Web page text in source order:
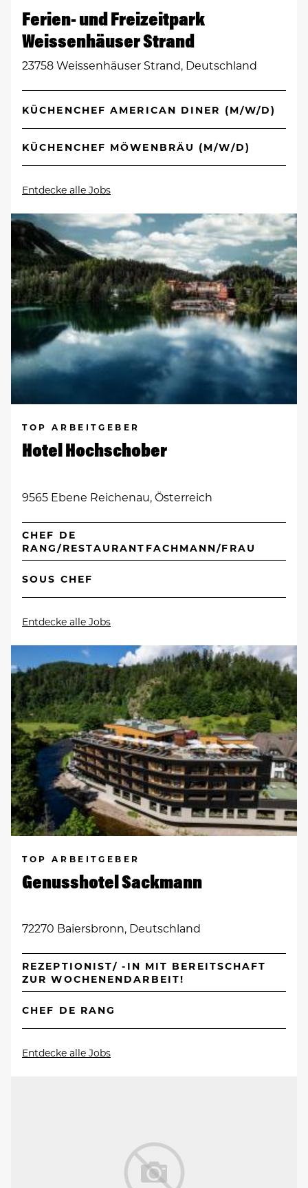
Ferien- und Freizeitpark
Weissenhäuser Strand
23758 Weissenhäuser Strand, Deutschland
KÜCHENCHEF AMERICAN DINER (M/W/D)
KÜCHENCHEF MÖWENBRÄU (M/W/D)
Entdecke alle Jobs
TOP ARBEITGEBER
Hotel Hochschober
9565 Ebene Reichenau, Österreich
CHEF DE
RANG/RESTAURANTFACHMANN/FRAU
SOUS CHEF
Entdecke alle Jobs
TOP ARBEITGEBER
Genusshotel Sackmann
72270 Baiersbronn, Deutschland
REZEPTIONIST/ -IN MIT BEREITSCHAFT
ZUR WOCHENENDARBEIT!
CHEF DE RANG
Entdecke alle Jobs